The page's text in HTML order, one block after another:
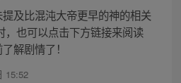
及比混沌大帝更早的神的相关
，也可以点击下方链接来阅读
解剧情了！
15:52